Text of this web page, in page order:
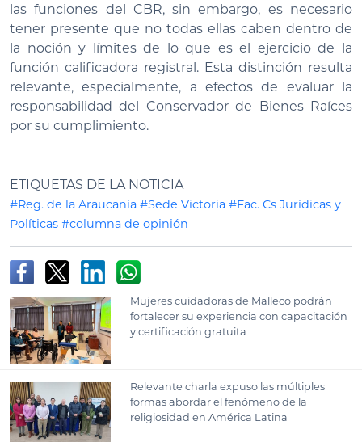
las funciones del CBR, sin embargo, es necesario
tener presente que no todas ellas caben dentro de
la noción y límites de lo que es el ejercicio de la
función calificadora registral. Esta distinción resulta
relevante, especialmente, a efectos de evaluar la
responsabilidad del Conservador de Bienes Raíces
por su cumplimiento.
ETIQUETAS DE LA NOTICIA
#Reg. de la Araucanía #Sede Victoria #Fac. Cs Jurídicas y
Políticas #columna de opinión
Mujeres cuidadoras de Malleco podrán
fortalecer su experiencia con capacitación
y certificación gratuita
Relevante charla expuso las múltiples
formas abordar el fenómeno de la
religiosidad en América Latina